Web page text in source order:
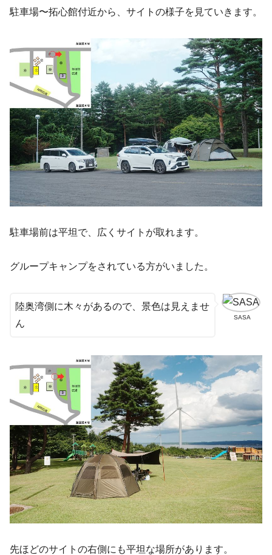
駐車場〜拓心館付近から、サイトの様子を見ていきます。
駐車場前は平坦で、広くサイトが取れます。
グループキャンプをされている方がいました。
SASA
陸奥湾側に木々があるので、景色は見えませ
ん
先ほどのサイトの右側にも平坦な場所があります。